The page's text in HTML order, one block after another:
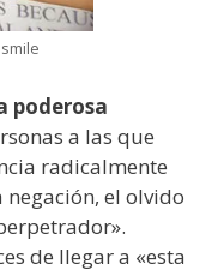
poderosa
a las que
radicalmente
el olvido
de llegar a «esta